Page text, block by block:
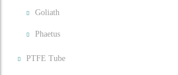
Goliath
Phaetus
PTFE Tube